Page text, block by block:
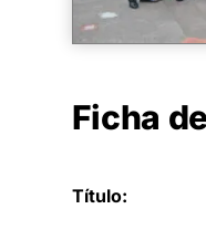
Ficha
Título: